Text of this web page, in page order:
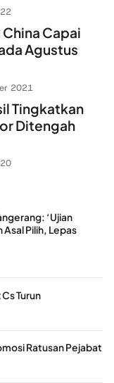
Capai
Agustus
2021
Tingkatkan
Ditengah
‘Ujian
Asal Pilih, Lepas
Turun
Ratusan Pejabat